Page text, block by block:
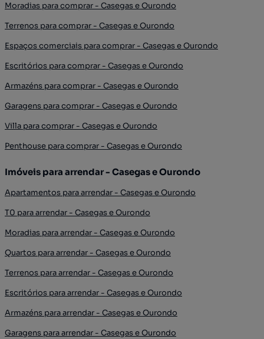
Moradias para comprar - Casegas e Ourondo
Terrenos para comprar - Casegas e Ourondo
Espaços comerciais para comprar - Casegas e Ourondo
Escritórios para comprar - Casegas e Ourondo
Armazéns para comprar - Casegas e Ourondo
Garagens para comprar - Casegas e Ourondo
Villa para comprar - Casegas e Ourondo
Penthouse para comprar - Casegas e Ourondo
Imóveis para arrendar - Casegas e Ourondo
Apartamentos para arrendar - Casegas e Ourondo
T0 para arrendar - Casegas e Ourondo
Moradias para arrendar - Casegas e Ourondo
Quartos para arrendar - Casegas e Ourondo
Terrenos para arrendar - Casegas e Ourondo
Escritórios para arrendar - Casegas e Ourondo
Armazéns para arrendar - Casegas e Ourondo
Garagens para arrendar - Casegas e Ourondo